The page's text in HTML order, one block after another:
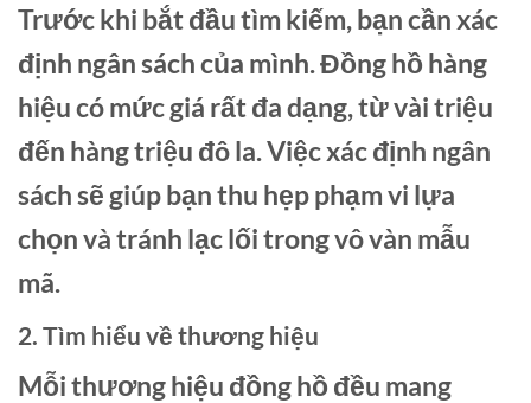
Trước khi bắt đầu tìm kiếm, bạn cần xác
định ngân sách của mình. Đồng hồ hàng
hiệu có mức giá rất đa dạng, từ vài triệu
đến hàng triệu đô la. Việc xác định ngân
sách sẽ giúp bạn thu hẹp phạm vi lựa
chọn và tránh lạc lối trong vô vàn mẫu
mã.
2. Tìm hiểu về thương hiệu
Mỗi thương hiệu đồng hồ đều mang